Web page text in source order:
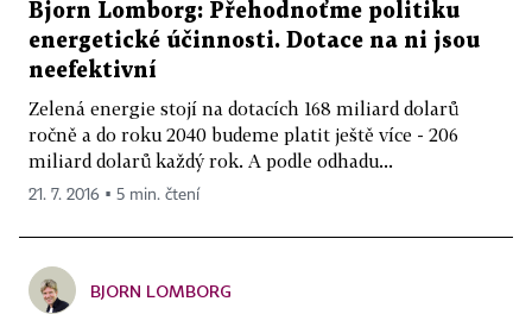
Bjorn Lomborg: Přehodnoťme politiku
energetické účinnosti. Dotace na ni jsou
neefektivní
Zelená energie stojí na dotacích 168 miliard dolarů
ročně a do roku 2040 budeme platit ještě více - 206
miliard dolarů každý rok. A podle odhadu...
21. 7. 2016 ▪ 5 min. čtení
BJORN LOMBORG